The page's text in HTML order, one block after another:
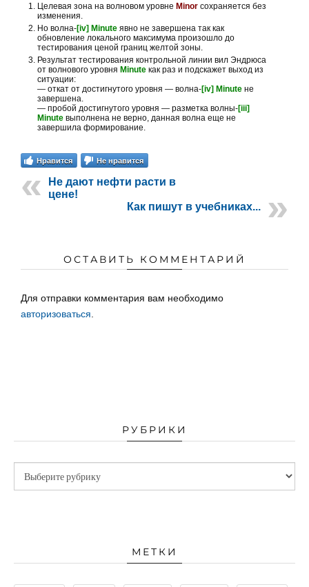
Целевая зона на волновом уровне Minor сохраняется без
изменения.
Но волна-[iv] Minute явно не завершена так как
обновление локального максимума произошло до
тестирования ценой границ желтой зоны.
Результат тестирования контрольной линии вил Эндрюса
от волнового уровня Minute как раз и подскажет выход из
ситуации:
— откат от достигнутого уровня — волна-[iv] Minute не
завершена.
— пробой достигнутого уровня — разметка волны-[iii]
Minute выполнена не верно, данная волна еще не
завершила формирование.
Нравится Не нравится
Не дают нефти расти в
цене!
Как пишут в учебниках...
ОСТАВИТЬ КОММЕНТАРИЙ
Для отправки комментария вам необходимо
авторизоваться.
РУБРИКИ
МЕТКИ